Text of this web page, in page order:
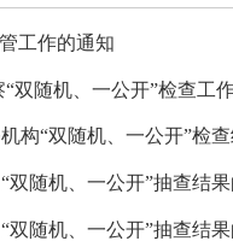
工作的通知
双随机、一公开”检查工
构“双随机、一公开”检
双随机、一公开”抽查结
双随机、一公开”抽查结